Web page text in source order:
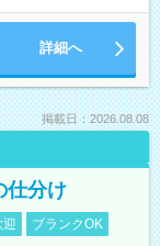
詳細へ
掲載日：2026.08.08
仕分け
迎
ブランクOK